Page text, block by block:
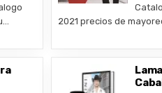
2021 precios de